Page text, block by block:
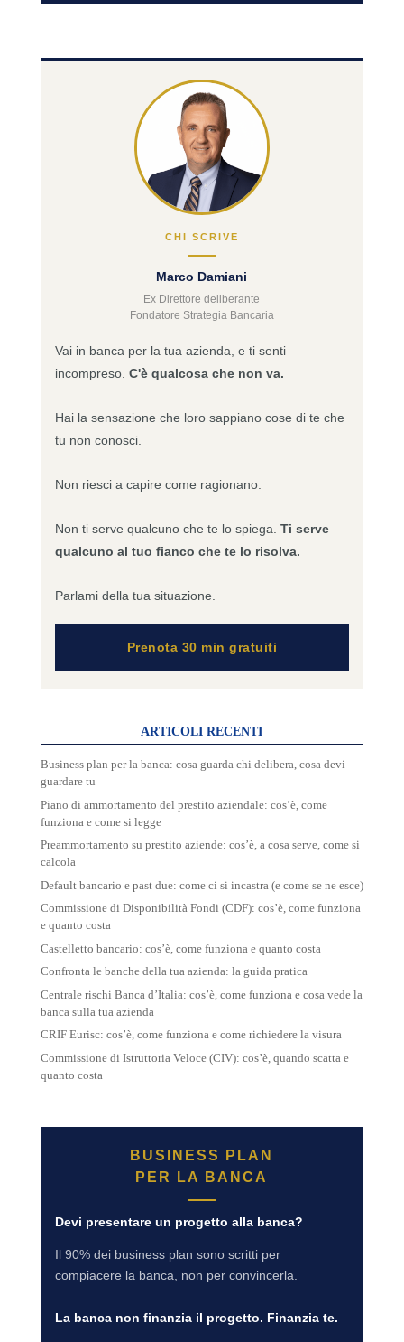
CHI SCRIVE
Marco Damiani
Ex Direttore deliberante
Fondatore Strategia Bancaria
Vai in banca per la tua azienda, e ti senti
incompreso. C'è qualcosa che non va.
Hai la sensazione che loro sappiano cose di te che
tu non conosci.
Non riesci a capire come ragionano.
Non ti serve qualcuno che te lo spiega. Ti serve
qualcuno al tuo fianco che te lo risolva.
Parlami della tua situazione.
Prenota 30 min gratuiti
ARTICOLI RECENTI
Business plan per la banca: cosa guarda chi delibera, cosa devi
guardare tu
Piano di ammortamento del prestito aziendale: cos’è, come
funziona e come si legge
Preammortamento su prestito aziende: cos’è, a cosa serve, come si
calcola
Default bancario e past due: come ci si incastra (e come se ne esce)
Commissione di Disponibilità Fondi (CDF): cos’è, come funziona
e quanto costa
Castelletto bancario: cos’è, come funziona e quanto costa
Confronta le banche della tua azienda: la guida pratica
Centrale rischi Banca d’Italia: cos’è, come funziona e cosa vede la
banca sulla tua azienda
CRIF Eurisc: cos’è, come funziona e come richiedere la visura
Commissione di Istruttoria Veloce (CIV): cos’è, quando scatta e
quanto costa
BUSINESS PLAN
PER LA BANCA
Devi presentare un progetto alla banca?
Il 90% dei business plan sono scritti per
compiacere la banca, non per convincerla.
La banca non finanzia il progetto. Finanzia te.